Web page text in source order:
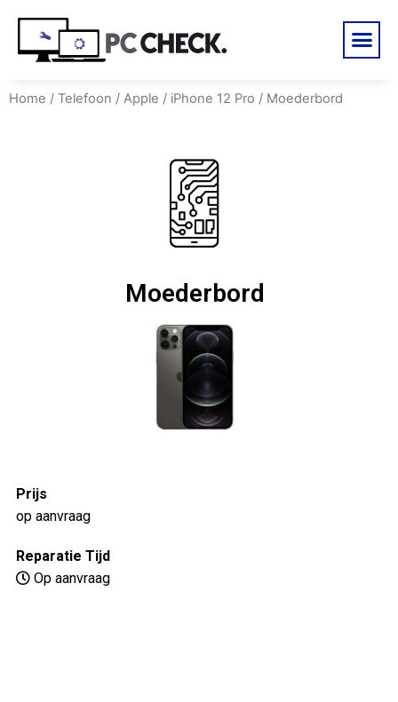
Home / Telefoon / Apple / iPhone 12 Pro / Moederbord
Moederbord
Prijs
op aanvraag
Reparatie Tijd
Op aanvraag